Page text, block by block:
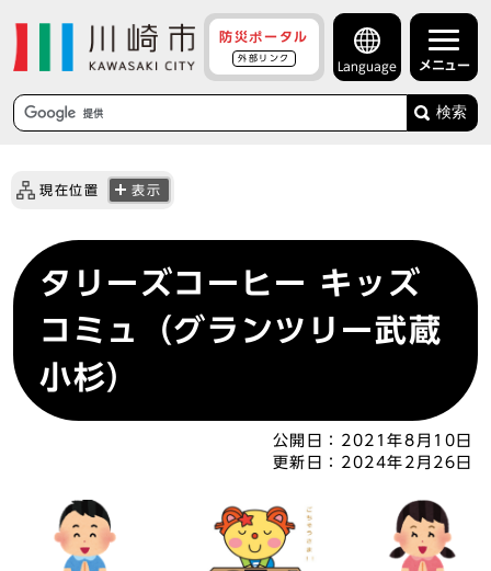
防災ポータル
外部リンク
Language メニュー
検索
現在位置 表示
タリーズコーヒー キッズ
コミュ（グランツリー武蔵
小杉）
公開日： 2021年8月10日
更新日： 2024年2月26日